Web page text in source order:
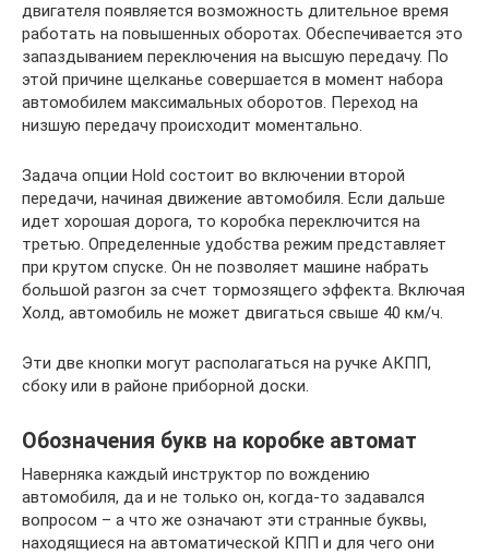
двигателя появляется возможность длительное время
работать на повышенных оборотах. Обеспечивается это
запаздыванием переключения на высшую передачу. По
этой причине щелканье совершается в момент набора
автомобилем максимальных оборотов. Переход на
низшую передачу происходит моментально.
Задача опции Hold состоит во включении второй
передачи, начиная движение автомобиля. Если дальше
идет хорошая дорога, то коробка переключится на
третью. Определенные удобства режим представляет
при крутом спуске. Он не позволяет машине набрать
большой разгон за счет тормозящего эффекта. Включая
Холд, автомобиль не может двигаться свыше 40 км/ч.
Эти две кнопки могут располагаться на ручке АКПП,
сбоку или в районе приборной доски.
Обозначения букв на коробке автомат
Наверняка каждый инструктор по вождению
автомобиля, да и не только он, когда-то задавался
вопросом – а что же означают эти странные буквы,
находящиеся на автоматической КПП и для чего они